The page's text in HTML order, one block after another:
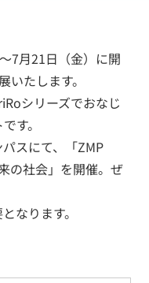
7月21日（金）に開
たします。
シリーズでおなじ
す。
スにて、「ZMP
の社会」を開催。ぜ
なります。